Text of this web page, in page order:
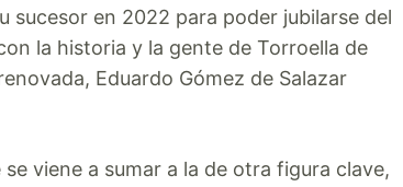
sucesor en 2022 para poder jubilarse del
la historia y la gente de Torroella de
Eduardo Gómez de Salazar
viene a sumar a la de otra figura clave,